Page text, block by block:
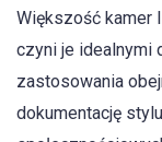
Większość kamer
czyni je idealnymi
zastosowania
dokumentację